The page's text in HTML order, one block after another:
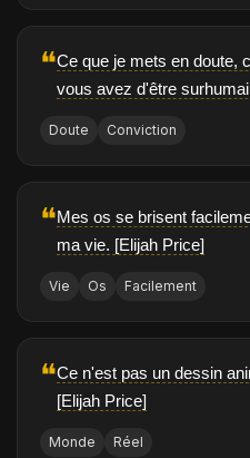
❝Ce que je mets en doute,
vous avez d'être
Doute Conviction
❝Mes os se brisent
ma vie. [Elijah Price]
Vie Os Facilement
❝Ce n'est pas un dessin
[Elijah Price]
Monde Réel